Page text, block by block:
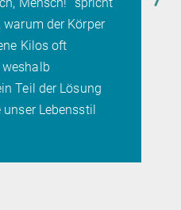
der Körper
Kilos oft
Teil der Lösung
Lebensstil